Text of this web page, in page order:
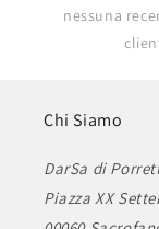
nessuna
Chi Siamo
DarSa di
Piazza XX